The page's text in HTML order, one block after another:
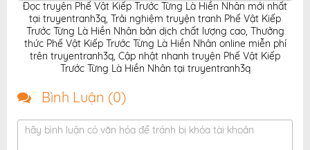
Đọc truyện Phế Vật Kiếp Trước Từng Là Hiền Nhân mới nhất
tại truyentranh3q, Trải nghiệm truyện tranh Phế Vật Kiếp
Trước Từng Là Hiền Nhân bản dịch chất lượng cao, Thưởng
thức Phế Vật Kiếp Trước Từng Là Hiền Nhân online miễn phí
trên truyentranh3q, Cập nhật nhanh truyện Phế Vật Kiếp
Trước Từng Là Hiền Nhân tại truyentranh3q
Bình Luận (0)
hãy bình luận có văn hóa để tránh bị khóa tài khoản